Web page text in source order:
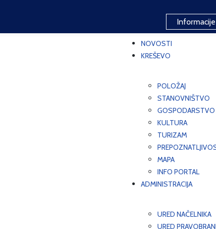
NOVOSTI
KREŠEVO
POLOŽAJ
STANOVNIŠTVO
GOSPODARSTVO
KULTURA
TURIZAM
MAPA
INFO PORTAL
ADMINISTRACIJA
URED NAČELNIKA
URED